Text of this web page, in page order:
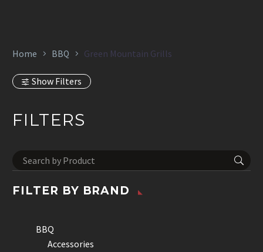
Home BBQ Green Mountain Grills
Show Filters
FILTERS
FILTER BY BRAND
BBQ
Accessories